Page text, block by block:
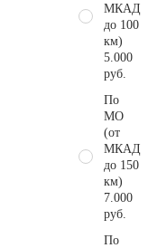
МКАД
до 100
км)
5.000
руб.
По
МО
(от
МКАД
до 150
км)
7.000
руб.
По